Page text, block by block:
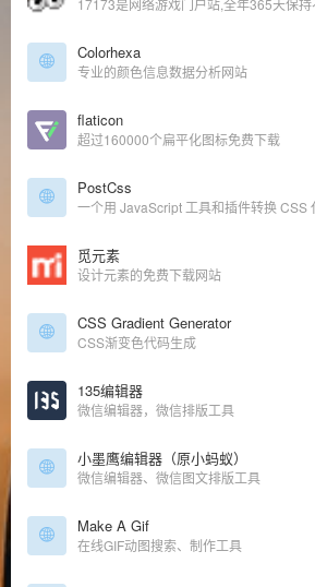
Colorhexa
专业的颜色信息数据分析网站
flaticon
超过160000个扁平化图标免费下载
PostCss
一个用 JavaScript 工具和插件转换 CSS
觅元素
设计元素的免费下载网站
CSS Gradient Generator
CSS渐变色代码生成
135编辑器
微信编辑器，微信排版工具
小墨鹰编辑器（原小蚂蚁）
微信编辑器、微信图文排版工具
Make A Gif
在线GIF动图搜索、制作工具